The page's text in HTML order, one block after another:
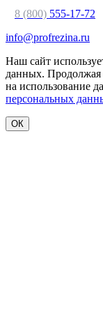
8 (800) 555-17-72
info@profrezina.ru
Наш сайт
данных. Продолжая
на использование
персональных
ОК